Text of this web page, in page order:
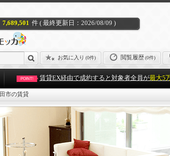
7,689,501 件 ( 最終更新日：2026/08/09 )
お気に入り (0件) 閲覧履歴(0件)
POINT! 賃貸EX経由で成約すると対象者全員が最大5
市の賃貸